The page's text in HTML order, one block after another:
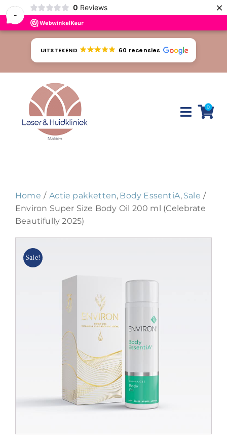
-
0 Reviews ×
UITSTEKEND 60 recensies
Toggle
Tarieven
0
Home Actie pakketten Body EssentiA Sale
Environ Super Size Body Oil 200 ml (Celebrate
Beautifully 2025)
Sale!